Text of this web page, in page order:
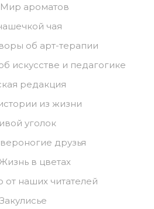
Мир ароматов
чая
об арт-терапии
искусстве и педагогике
редакция
из жизни
уголок
друзья
в цветах
от наших читателей
Закулисье